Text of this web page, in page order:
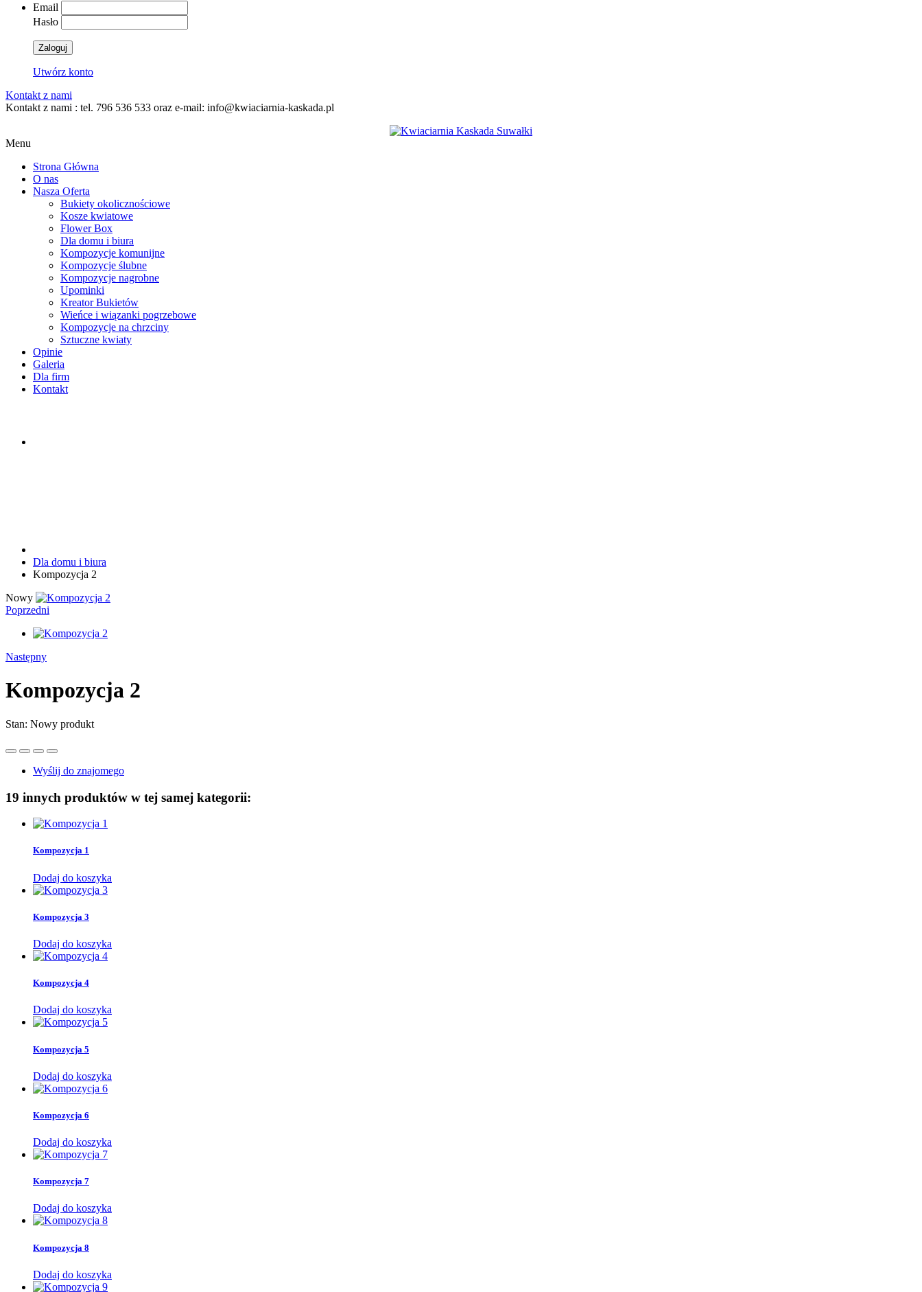
Email
Hasło
Zaloguj
Utwórz konto
Kontakt z nami
Kontakt z nami : tel. 796 536 533 oraz e-mail: info@kwiaciarnia-kaskada.pl
Menu
Strona Główna
O nas
Nasza Oferta
Bukiety okolicznościowe
Kosze kwiatowe
Flower Box
Dla domu i biura
Kompozycje komunijne
Kompozycje ślubne
Kompozycje nagrobne
Upominki
Kreator Bukietów
Wieńce i wiązanki pogrzebowe
Kompozycje na chrzciny
Sztuczne kwiaty
Opinie
Galeria
Dla firm
Kontakt
Dla domu i biura
Kompozycja 2
Nowy
Poprzedni
Następny
Kompozycja 2
Stan: Nowy produkt
Wyślij do znajomego
19 innych produktów w tej samej kategorii:
Kompozycja 1
Dodaj do koszyka
Kompozycja 3
Dodaj do koszyka
Kompozycja 4
Dodaj do koszyka
Kompozycja 5
Dodaj do koszyka
Kompozycja 6
Dodaj do koszyka
Kompozycja 7
Dodaj do koszyka
Kompozycja 8
Dodaj do koszyka